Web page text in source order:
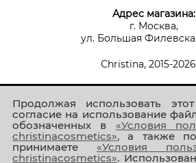
Продолжая использовать
согласие на использование
обозначенных в «Условия
christinacosmetics», а также
принимаете «Условия
christinacosmetics».
Адрес магазина:
г. Москва,
ул. Большая
Christina, 2015-
Присоединяйтесь к